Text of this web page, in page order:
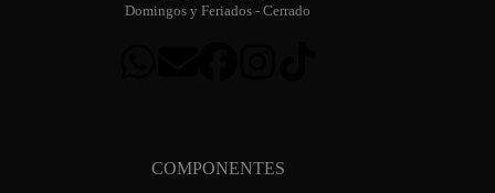
Domingos y Feriados - Cerrado
COMPONENTES